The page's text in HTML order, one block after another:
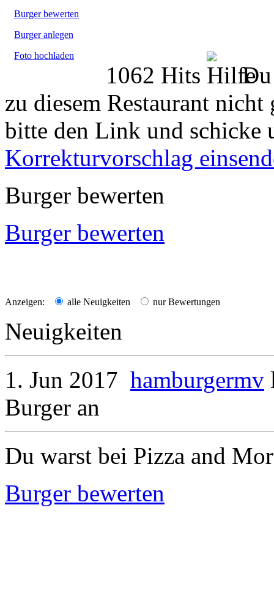
Burger bewerten
Burger anlegen
Foto hochladen
1062 Hits
zu diesem Restaurant
bitte den Link und schicke
Korrekturvorschlag
Burger bewerten
Burger bewerten
Anzeigen: alle Neuigkeiten nur Bewertungen
Neuigkeiten
1. Jun 2017 hamburgermv
Burger an
Du warst bei Pizza and
Burger bewerten